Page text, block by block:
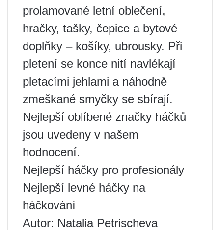
prolamované letní oblečení,
hračky, tašky, čepice a bytové
doplňky – košíky, ubrousky. Při
pletení se konce nití navlékají
pletacími jehlami a náhodně
zmeškané smyčky se sbírají.
Nejlepší oblíbené značky háčků
jsou uvedeny v našem
hodnocení.
Nejlepší háčky pro profesionály
Nejlepší levné háčky na
háčkování
Autor: Natalia Petrischeva